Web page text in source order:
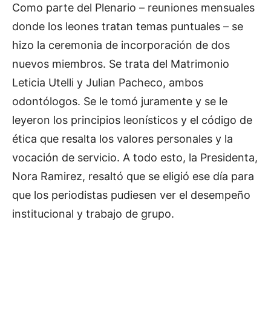
Como parte del Plenario – reuniones mensuales
donde los leones tratan temas puntuales – se
hizo la ceremonia de incorporación de dos
nuevos miembros. Se trata del Matrimonio
Leticia Utelli y Julian Pacheco, ambos
odontólogos. Se le tomó juramente y se le
leyeron los principios leonísticos y el código de
ética que resalta los valores personales y la
vocación de servicio. A todo esto, la Presidenta,
Nora Ramirez, resaltó que se eligió ese día para
que los periodistas pudiesen ver el desempeño
institucional y trabajo de grupo.